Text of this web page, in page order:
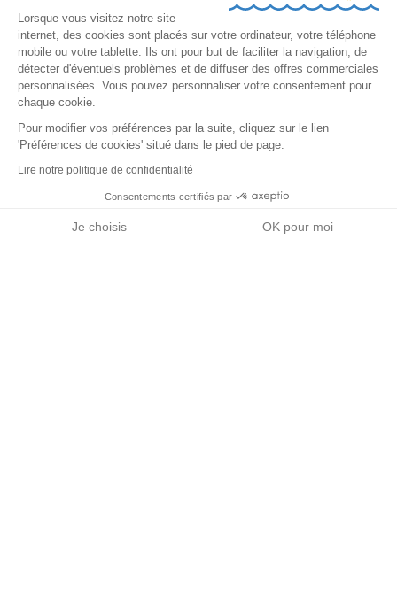
Lorsque vous visitez notre site
internet, des cookies sont placés sur votre ordinateur, votre téléphone
mobile ou votre tablette. Ils ont pour but de faciliter la navigation, de
détecter d'éventuels problèmes et de diffuser des offres commerciales
personnalisées. Vous pouvez personnaliser votre consentement pour
chaque cookie.
Pour modifier vos préférences par la suite, cliquez sur le lien
'Préférences de cookies' situé dans le pied de page.
Lire notre politique de confidentialité
Consentements certifiés par
Je choisis
OK pour moi